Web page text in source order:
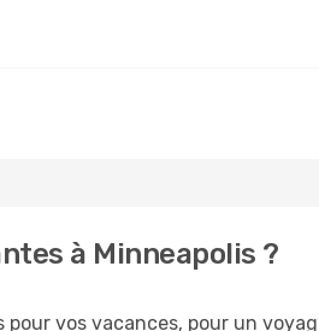
à Minneapolis ?
pour vos vacances, pour un